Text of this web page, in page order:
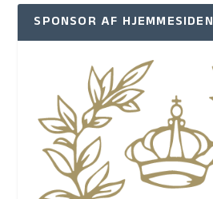
SPONSOR AF HJEMMESIDEN